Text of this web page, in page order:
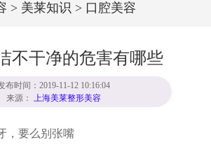
> 美莱知识 > 口腔美容
不干净的危害有哪些
布时间：2019-11-12 10:16:04
来源：上海美莱整形美容
要么别张嘴